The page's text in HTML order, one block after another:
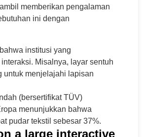
memberikan pengalaman
ini dengan
institusi yang
Misalnya, layar sentuh
untuk menjelajahi lapisan
(bersertifikat TÜV)
menunjukkan bahwa
pudar tekstil sebesar 37%.